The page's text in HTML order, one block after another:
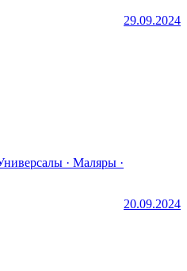
29.09.2024
20.09.2024